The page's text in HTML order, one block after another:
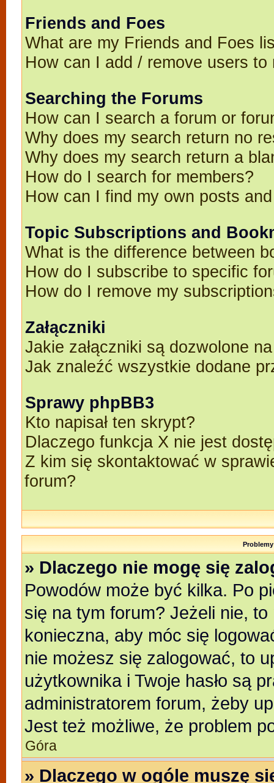
Friends and Foes
What are my Friends and Foes
How can I add / remove users
Searching the Forums
How can I search a forum or
Why does my search return no
Why does my search return a
How do I search for members?
How can I find my own posts
Topic Subscriptions and
What is the difference between
How do I subscribe to specific
How do I remove my
Załączniki
Jakie załączniki są dozwolone
Jak znaleźć wszystkie dodane
Sprawy phpBB3
Kto napisał ten skrypt?
Dlaczego funkcja X nie jest
Z kim się skontaktować w
forum?
» Dlaczego nie mogę się
Powodów może być kilka. Po
się na tym forum? Jeżeli nie,
konieczna, aby móc się
nie możesz się zalogować, to
użytkownika i Twoje hasło są
administratorem forum, żeby
Jest też możliwe, że problem
Góra
» Dlaczego w ogóle muszę